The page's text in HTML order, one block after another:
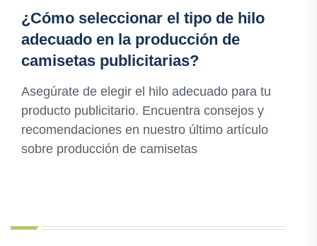
¿Cómo seleccionar el tipo de hilo
adecuado en la producción de
camisetas publicitarias?
Asegúrate de elegir el hilo adecuado para tu
producto publicitario. Encuentra consejos y
recomendaciones en nuestro último artículo
sobre producción de camisetas